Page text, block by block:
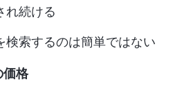
れ続ける
検索するのは簡単ではない
価格